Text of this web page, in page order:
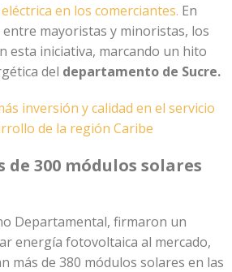
en los comerciantes. En
mayoristas y minoristas, los
esta iniciativa, marcando un hito
del departamento de Sucre.
inversión y calidad en el servicio
de la región Caribe
300 módulos solares
Departamental, firmaron un
energía fotovoltaica al mercado,
más de 380 módulos solares en las